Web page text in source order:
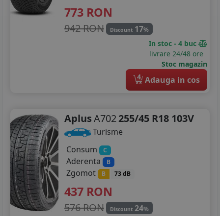
773 RON
942 RON Discount 17%
In stoc - 4 buc
livrare 24/48 ore
Stoc magazin
4 Adauga in cos
AplusA702255/45 R18 103V
Turisme
Consum
C
Aderenta B
Zgomot B 73 dB
437 RON
576 RON Discount 24%